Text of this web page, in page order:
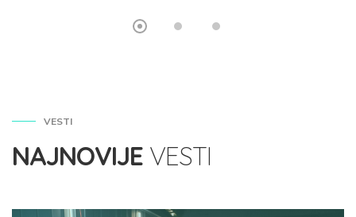
VESTI
NAJNOVIJE VESTI